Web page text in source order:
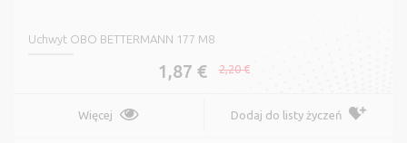
Uchwyt OBO BETTERMANN 177 M8
1,87 € 2,20 €
Więcej Dodaj do listy życzeń